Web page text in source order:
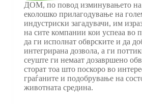
ДОМ, по повод изминувањето на
еколошко прилагодување на
индустриски загадувачи, им
на сите компании кои успеаа во
да ги исполнат обврските и да
интегрирана дозвола, а ги
сеуште ги немаат дозавршено
сторат тоа што поскоро во
граѓаните и подобрување на
животната средина.